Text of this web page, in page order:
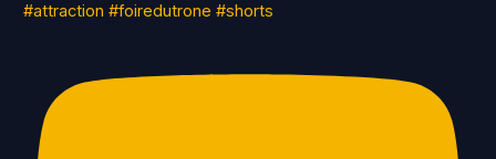
#attraction #foiredutrone #shorts